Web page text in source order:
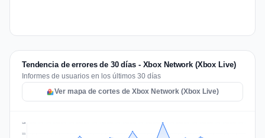
Tendencia de errores de 30 días - Xbox Network (Xbox Live)
Informes de usuarios en los últimos 30 días
Ver mapa de cortes de Xbox Network (Xbox Live)
111
148